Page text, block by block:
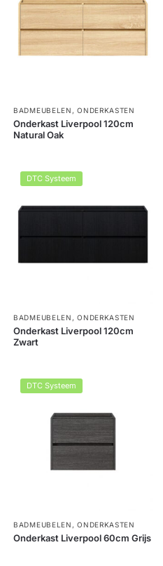
BADMEUBELEN ,ONDERKASTEN
Onderkast Liverpool 120cm
Natural Oak
DTC Systeem
BADMEUBELEN ,ONDERKASTEN
Onderkast Liverpool 120cm
Zwart
DTC Systeem
BADMEUBELEN ,ONDERKASTEN
Onderkast Liverpool 60cm Grijs